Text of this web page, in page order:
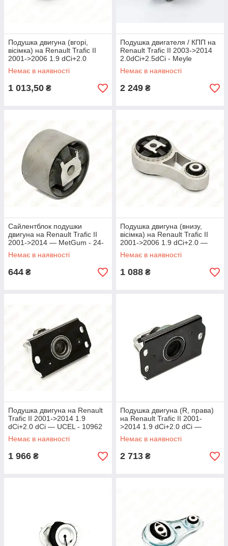
Подушка двигуна (вгорі,
вісімка) на Renault Trafic II
2001->2006 1.9 dCi+2.0
бензин — Ucel - 10961
Немає в наявності
1 013,50 ₴
Подушка двигателя / КПП на
Renault Trafic II 2003->2014
2.0dCi+2.5dCi - Meyle
(Германия) - 16-140300080
Немає в наявності
2 249 ₴
Сайлентблок подушки
двигуна на Renault Trafic II
2001->2014 — MetGum - 24-
15
Немає в наявності
644 ₴
Подушка двигуна (внизу,
вісімка) на Renault Trafic II
2001->2006 1.9 dCi+2.0 —
AutoTechteile - 512 0500
Немає в наявності
1 088 ₴
Подушка двигуна на Renault
Trafic II 2001->2014 1.9
dCi+2.0 dCi — UCEL - 10962
Немає в наявності
1 966 ₴
Подушка двигуна (R, права)
на Renault Trafic II 2001-
>2014 1.9 dCi+2.0 dCi —
Delphi - TEM043
Немає в наявності
2 713 ₴